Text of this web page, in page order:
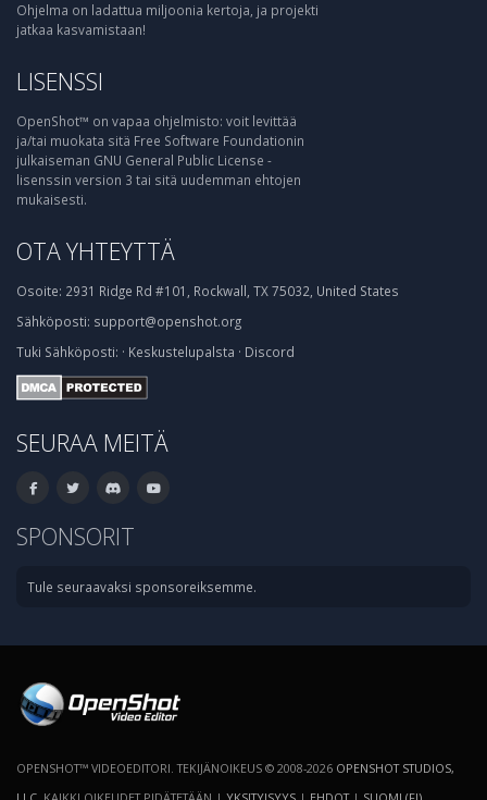
Ohjelma on ladattua miljoonia kertoja, ja projekti
jatkaa kasvamistaan!
LISENSSI
OpenShot™ on vapaa ohjelmisto: voit levittää
ja/tai muokata sitä Free Software Foundationin
julkaiseman GNU General Public License -
lisenssin version 3 tai sitä uudemman ehtojen
mukaisesti.
OTA YHTEYTTÄ
Osoite: 2931 Ridge Rd #101, Rockwall, TX 75032, United States
Sähköposti: support@openshot.org
Tuki Sähköposti: · Keskustelupalsta · Discord
SEURAA MEITÄ
SPONSORIT
Tule seuraavaksi sponsoreiksemme.
OPENSHOT™ VIDEOEDITORI. TEKIJÄNOIKEUS © 2008-2026 OPENSHOT STUDIOS,